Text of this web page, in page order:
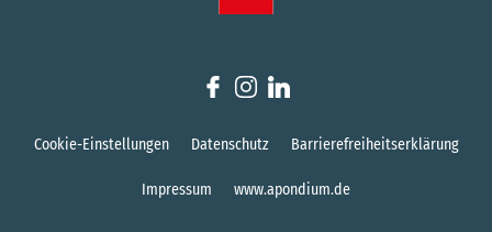
Cookie-Einstellungen Datenschutz Barrierefreiheitserklärung
Impressum www.apondium.de